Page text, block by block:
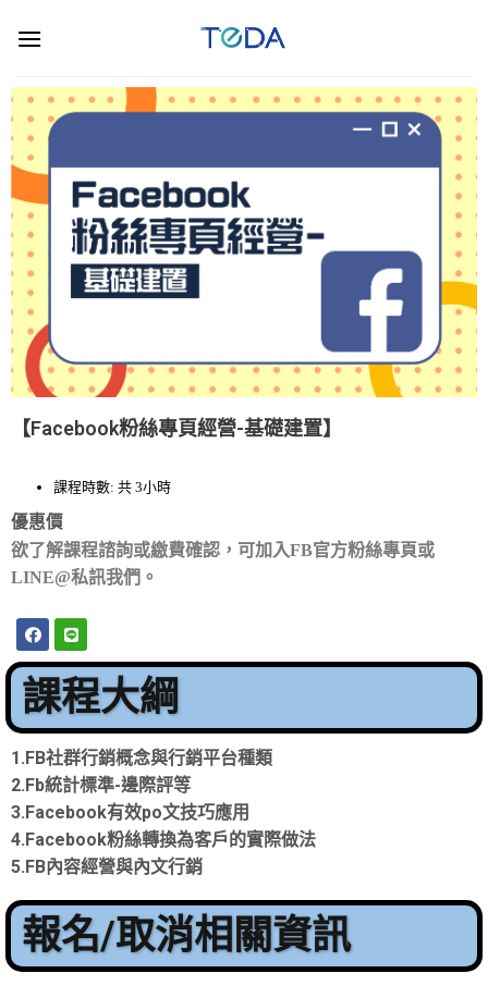
【Facebook粉絲專頁經營-基礎建置】
課程時數: 共 3小時
優惠價
欲了解課程諮詢或繳費確認， 可加入FB官方粉絲專頁或
LINE@私訊我們。
課程大綱
1.FB社群行銷概念與行銷平台種類
2.Fb統計標準-邊際評等
3.Facebook有效po文技巧應用
4.Facebook粉絲轉換為客戶的實際做法
5.FB內容經營與內文行銷
報名/取消相關資訊